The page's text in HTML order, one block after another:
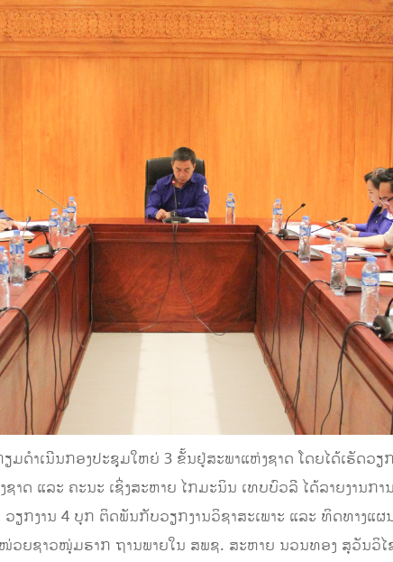
ມດຳເນີນກອງປະຊຸມໃຫຍ່ 3 ຂັ້ນຢູ່ສະພາແຫ່ງຊາດ ໂດຍໄດ້ເຮັດ
າດ ແລະ ຄະນະ ເຊິ່ງສະຫາຍ ໄກມະນິນ ເທບບົວລີ ໄດ້ລາຍງານກ
ຽກງານ 4 ບຸກ ຕິດພັນກັບວຽກງານວິຊາສະເພາະ ແລະ ທິດທາງແ
ຍຊາວໜຸ່ມຮາກ ຖານພາຍໃນ ສພຊ. ສະຫາຍ ນວນທອງ ສຸວັນວິໄ